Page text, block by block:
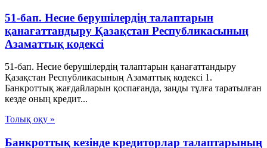
51-бап. Несие берушiлердiң талаптарын
қанағаттандыру Қазақстан Республикасының
Азаматтық кодексi
51-бап. Несие берушiлердiң талаптарын қанағаттандыру
Қазақстан Республикасының Азаматтық кодексi 1.
Банкроттық жағдайларын қоспағанда, заңды тұлға таратылған
кезде оның кредит...
Толық оқу »
Банкроттық кезінде кредиторлар талаптарының